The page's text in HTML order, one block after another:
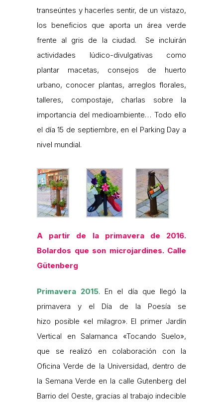
transeúntes y hacerles sentir, de un vistazo,
los beneficios que aporta un área verde
frente al gris de la ciudad. Se incluirán
actividades lúdico-divulgativas como
plantar macetas, consejos de huerto
urbano, conocer plantas, arreglos florales,
talleres, compostaje, charlas sobre la
importancia del medioambiente… Todo ello
el día 15 de septiembre, en el Parking Day a
nivel mundial.
A partir de la primavera de 2016.
Bolardos que son microjardines. Calle
Gütenberg
Primavera 2015. En el día que llegó la
primavera y el Día de la Poesía se
hizo posible «el milagro». El primer Jardín
Vertical en Salamanca «Tocando Suelo»,
que se realizó en colaboración con la
Oficina Verde de la Universidad, dentro de
la Semana Verde en la calle Gutenberg del
Barrio del Oeste, gracias al trabajo indecible